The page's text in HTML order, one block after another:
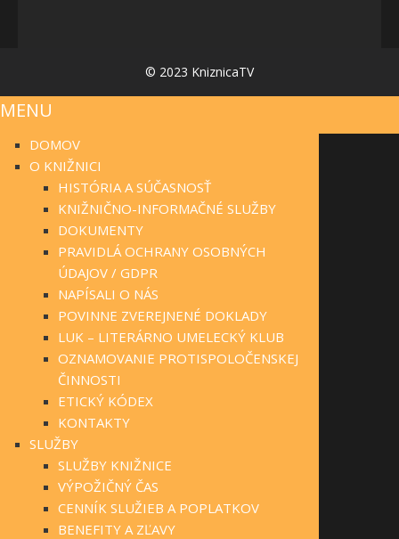
© 2023 KniznicaTV
MENU
DOMOV
O KNIŽNICI
HISTÓRIA A SÚČASNOSŤ
KNIŽNIČNO-INFORMAČNÉ SLUŽBY
DOKUMENTY
PRAVIDLÁ OCHRANY OSOBNÝCH
ÚDAJOV / GDPR
NAPÍSALI O NÁS
POVINNE ZVEREJNENÉ DOKLADY
LUK – LITERÁRNO UMELECKÝ KLUB
OZNAMOVANIE PROTISPOLOČENSKEJ
ČINNOSTI
ETICKÝ KÓDEX
KONTAKTY
SLUŽBY
SLUŽBY KNIŽNICE
VÝPOŽIČNÝ ČAS
CENNÍK SLUŽIEB A POPLATKOV
BENEFITY A ZĽAVY